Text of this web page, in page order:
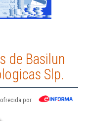
de Basilun
Slp.
por